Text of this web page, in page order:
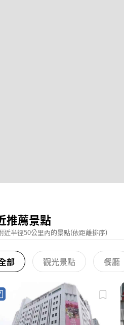
推薦景點
近半徑50公里內的景點(依距離排序)
部 觀光景點 餐廳